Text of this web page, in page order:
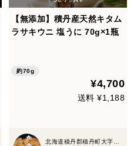
【無添加】積丹産天然キタム
ラサキウニ 塩うに 70g×1瓶
約70g
¥4,700
送料 ¥1,188
北海道積丹郡積丹町大字日司町